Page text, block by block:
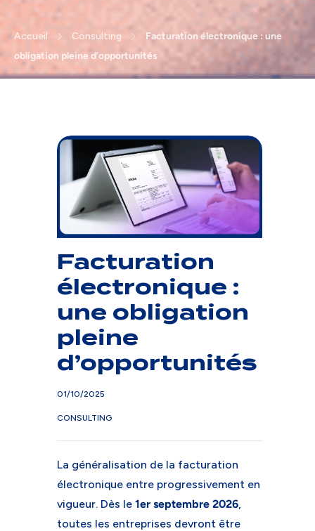
Accueil Consulting
Facturation électronique : une
obligation pleine d’opportunités
Facturation
électronique :
une obligation
pleine
d’opportunités
01/10/2025
CONSULTING
La généralisation de la facturation
électronique entre progressivement en
vigueur. Dès le 1er septembre 2026
toutes les entreprises devront être